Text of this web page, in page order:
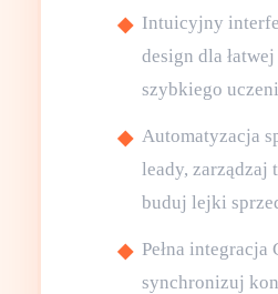
Intuicyjny
design dla
szybkiego
Automatyzacja
leady, zarządzaj
buduj lejki
Pełna integracja
synchronizuj